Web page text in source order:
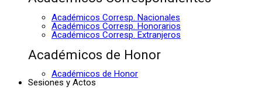
Académicos Corresp. Nacionales
Académicos Corresp. Honorarios
Académicos Corresp. Extranjeros
Académicos de Honor
Académicos de Honor
Sesiones y Actos